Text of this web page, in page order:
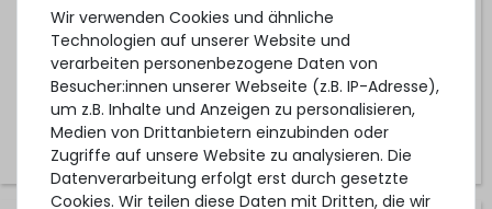
1-2 Tage*
1.692,99 € *
Wir verwenden Cookies und ähnliche
Technologien auf unserer Website und
verarbeiten personenbezogene Daten von
Besucher:innen unserer Webseite (z.B. IP-Adresse),
um z.B. Inhalte und Anzeigen zu personalisieren,
Medien von Drittanbietern einzubinden oder
Zugriffe auf unsere Website zu analysieren. Die
Datenverarbeitung erfolgt erst durch gesetzte
Cookies. Wir teilen diese Daten mit Dritten, die wir